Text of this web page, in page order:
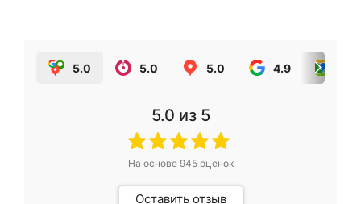
5.0 5.0 5.0 4.9
5.0 из 5
На основе 945оценок
Оставить отзыв